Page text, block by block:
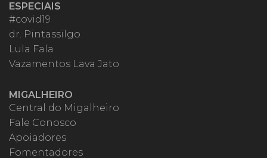
ESPECIAIS
#covid19
dr. Pintassilgo
Lula Fala
Vazamentos Lava Jato
MIGALHEIRO
Central do Migalheiro
Fale Conosco
Apoiadores
Fomentadores